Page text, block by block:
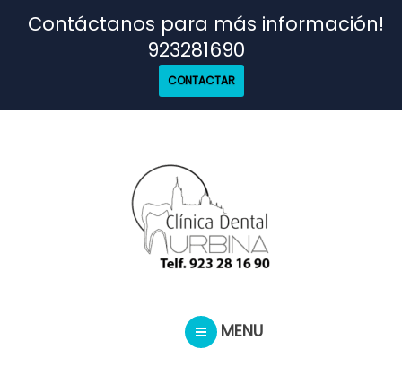
Contáctanos para más información!
923281690
CONTACTAR
MENU